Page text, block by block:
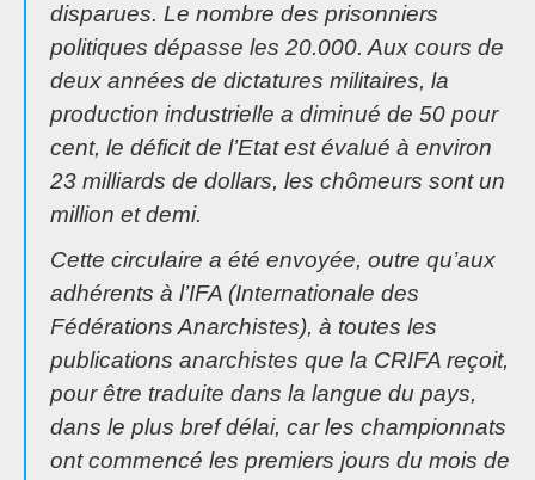
disparues. Le nombre des prisonniers
politiques dépasse les 20.000. Aux cours de
deux années de dictatures militaires, la
production industrielle a diminué de 50 pour
cent, le déficit de l’Etat est évalué à environ
23 milliards de dollars, les chômeurs sont un
million et demi.
Cette circulaire a été envoyée, outre qu’aux
adhérents à l’IFA (Internationale des
Fédérations Anarchistes), à toutes les
publications anarchistes que la CRIFA reçoit,
pour être traduite dans la langue du pays,
dans le plus bref délai, car les championnats
ont commencé les premiers jours du mois de